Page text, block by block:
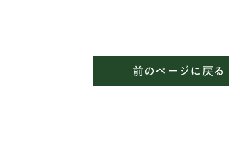
前のページに戻る